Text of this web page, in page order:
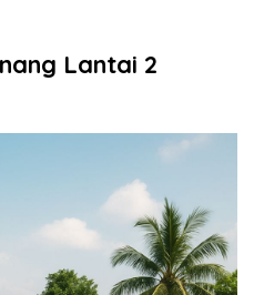
Lantai 2